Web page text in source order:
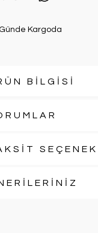
Kargoda
BİLGİSİ